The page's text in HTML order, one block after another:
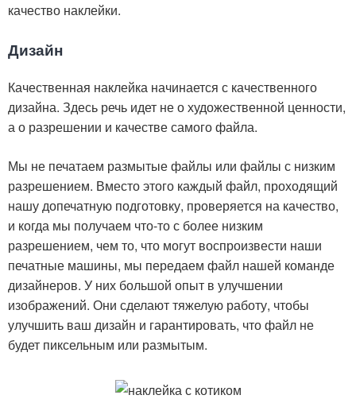
качество наклейки.
Дизайн
Качественная наклейка начинается с качественного
дизайна. Здесь речь идет не о художественной ценности,
а о разрешении и качестве самого файла.
Мы не печатаем размытые файлы или файлы с низким
разрешением. Вместо этого каждый файл, проходящий
нашу допечатную подготовку, проверяется на качество,
и когда мы получаем что-то с более низким
разрешением, чем то, что могут воспроизвести наши
печатные машины, мы передаем файл нашей команде
дизайнеров. У них большой опыт в улучшении
изображений. Они сделают тяжелую работу, чтобы
улучшить ваш дизайн и гарантировать, что файл не
будет пиксельным или размытым.